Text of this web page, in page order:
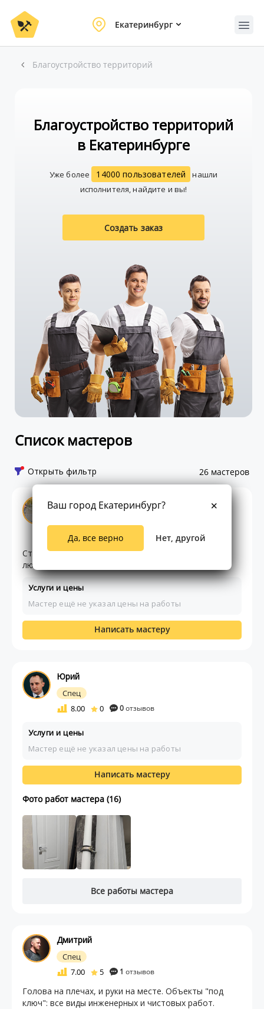
Екатеринбург
Благоустройство территорий
Благоустройство территорий
в Екатеринбурге
Уже более 14000 пользователей
нашли
исполнителя, найдите и вы!
Создать заказ
Список мастеров
Открыть фильтр 26 мастеров
Шамс Саидбеков
8.00
5
Строим частные дома от фундамента и до ключа
любой сложности
Услуги и цены
Мастер ещё не указал цены на работы
Написать мастеру
Юрий
Спец
8.00
0 0отзывов
Услуги и цены
Мастер ещё не указал цены на работы
Написать мастеру
Фото работ мастера (16)
Все работы мастера
Дмитрий
Спец
7.00
5 1 отзывов
Голова на плечах, и руки на месте. Объекты "под
ключ": все виды инженерных и чистовых работ.
Ваш город Екатеринбург?
Да, все верно Нет, другой